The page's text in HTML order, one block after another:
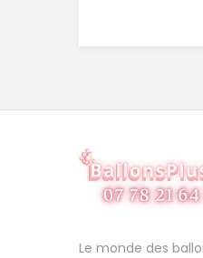
Le monde des